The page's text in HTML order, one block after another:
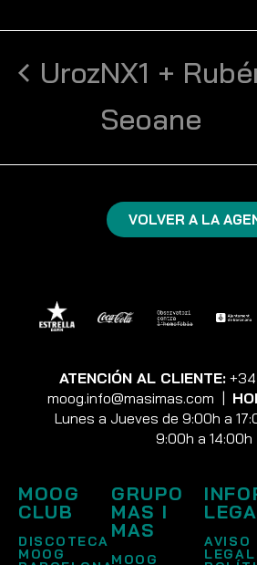
UrozNX1 +
Seoane
VOLVER A LA
ATENCIÓN AL CLIENTE:
moog.info@masimas.com |
Lunes a Jueves de 9:00h a
9:00h a 14:00h
MOOG
CLUB
DISCOTECA
MOOG
GRUPO
MAS I
MAS
MOOG
AVISO
LEGAL